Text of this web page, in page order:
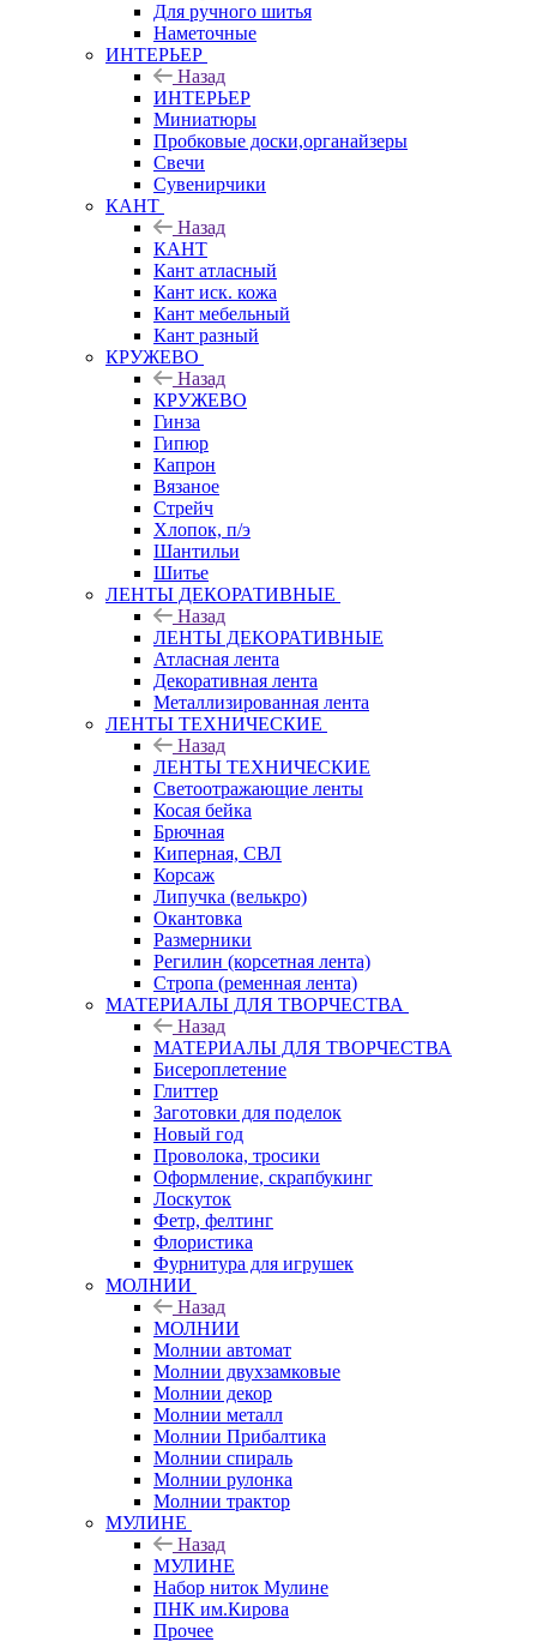
Для ручного шитья
Наметочные
ИНТЕРЬЕР
Назад
ИНТЕРЬЕР
Миниатюры
Пробковые доски,органайзеры
Свечи
Сувенирчики
КАНТ
Назад
КАНТ
Кант атласный
Кант иск. кожа
Кант мебельный
Кант разный
КРУЖЕВО
Назад
КРУЖЕВО
Гинза
Гипюр
Капрон
Вязаное
Стрейч
Хлопок, п/э
Шантильи
Шитье
ЛЕНТЫ ДЕКОРАТИВНЫЕ
Назад
ЛЕНТЫ ДЕКОРАТИВНЫЕ
Атласная лента
Декоративная лента
Металлизированная лента
ЛЕНТЫ ТЕХНИЧЕСКИЕ
Назад
ЛЕНТЫ ТЕХНИЧЕСКИЕ
Светоотражающие ленты
Косая бейка
Брючная
Киперная, СВЛ
Корсаж
Липучка (велькро)
Окантовка
Размерники
Регилин (корсетная лента)
Стропа (ременная лента)
МАТЕРИАЛЫ ДЛЯ ТВОРЧЕСТВА
Назад
МАТЕРИАЛЫ ДЛЯ ТВОРЧЕСТВА
Бисероплетение
Глиттер
Заготовки для поделок
Новый год
Проволока, тросики
Оформление, скрапбукинг
Лоскуток
Фетр, фелтинг
Флористика
Фурнитура для игрушек
МОЛНИИ
Назад
МОЛНИИ
Молнии автомат
Молнии двухзамковые
Молнии декор
Молнии металл
Молнии Прибалтика
Молнии спираль
Молнии рулонка
Молнии трактор
МУЛИНЕ
Назад
МУЛИНЕ
Набор ниток Мулине
ПНК им.Кирова
Прочее